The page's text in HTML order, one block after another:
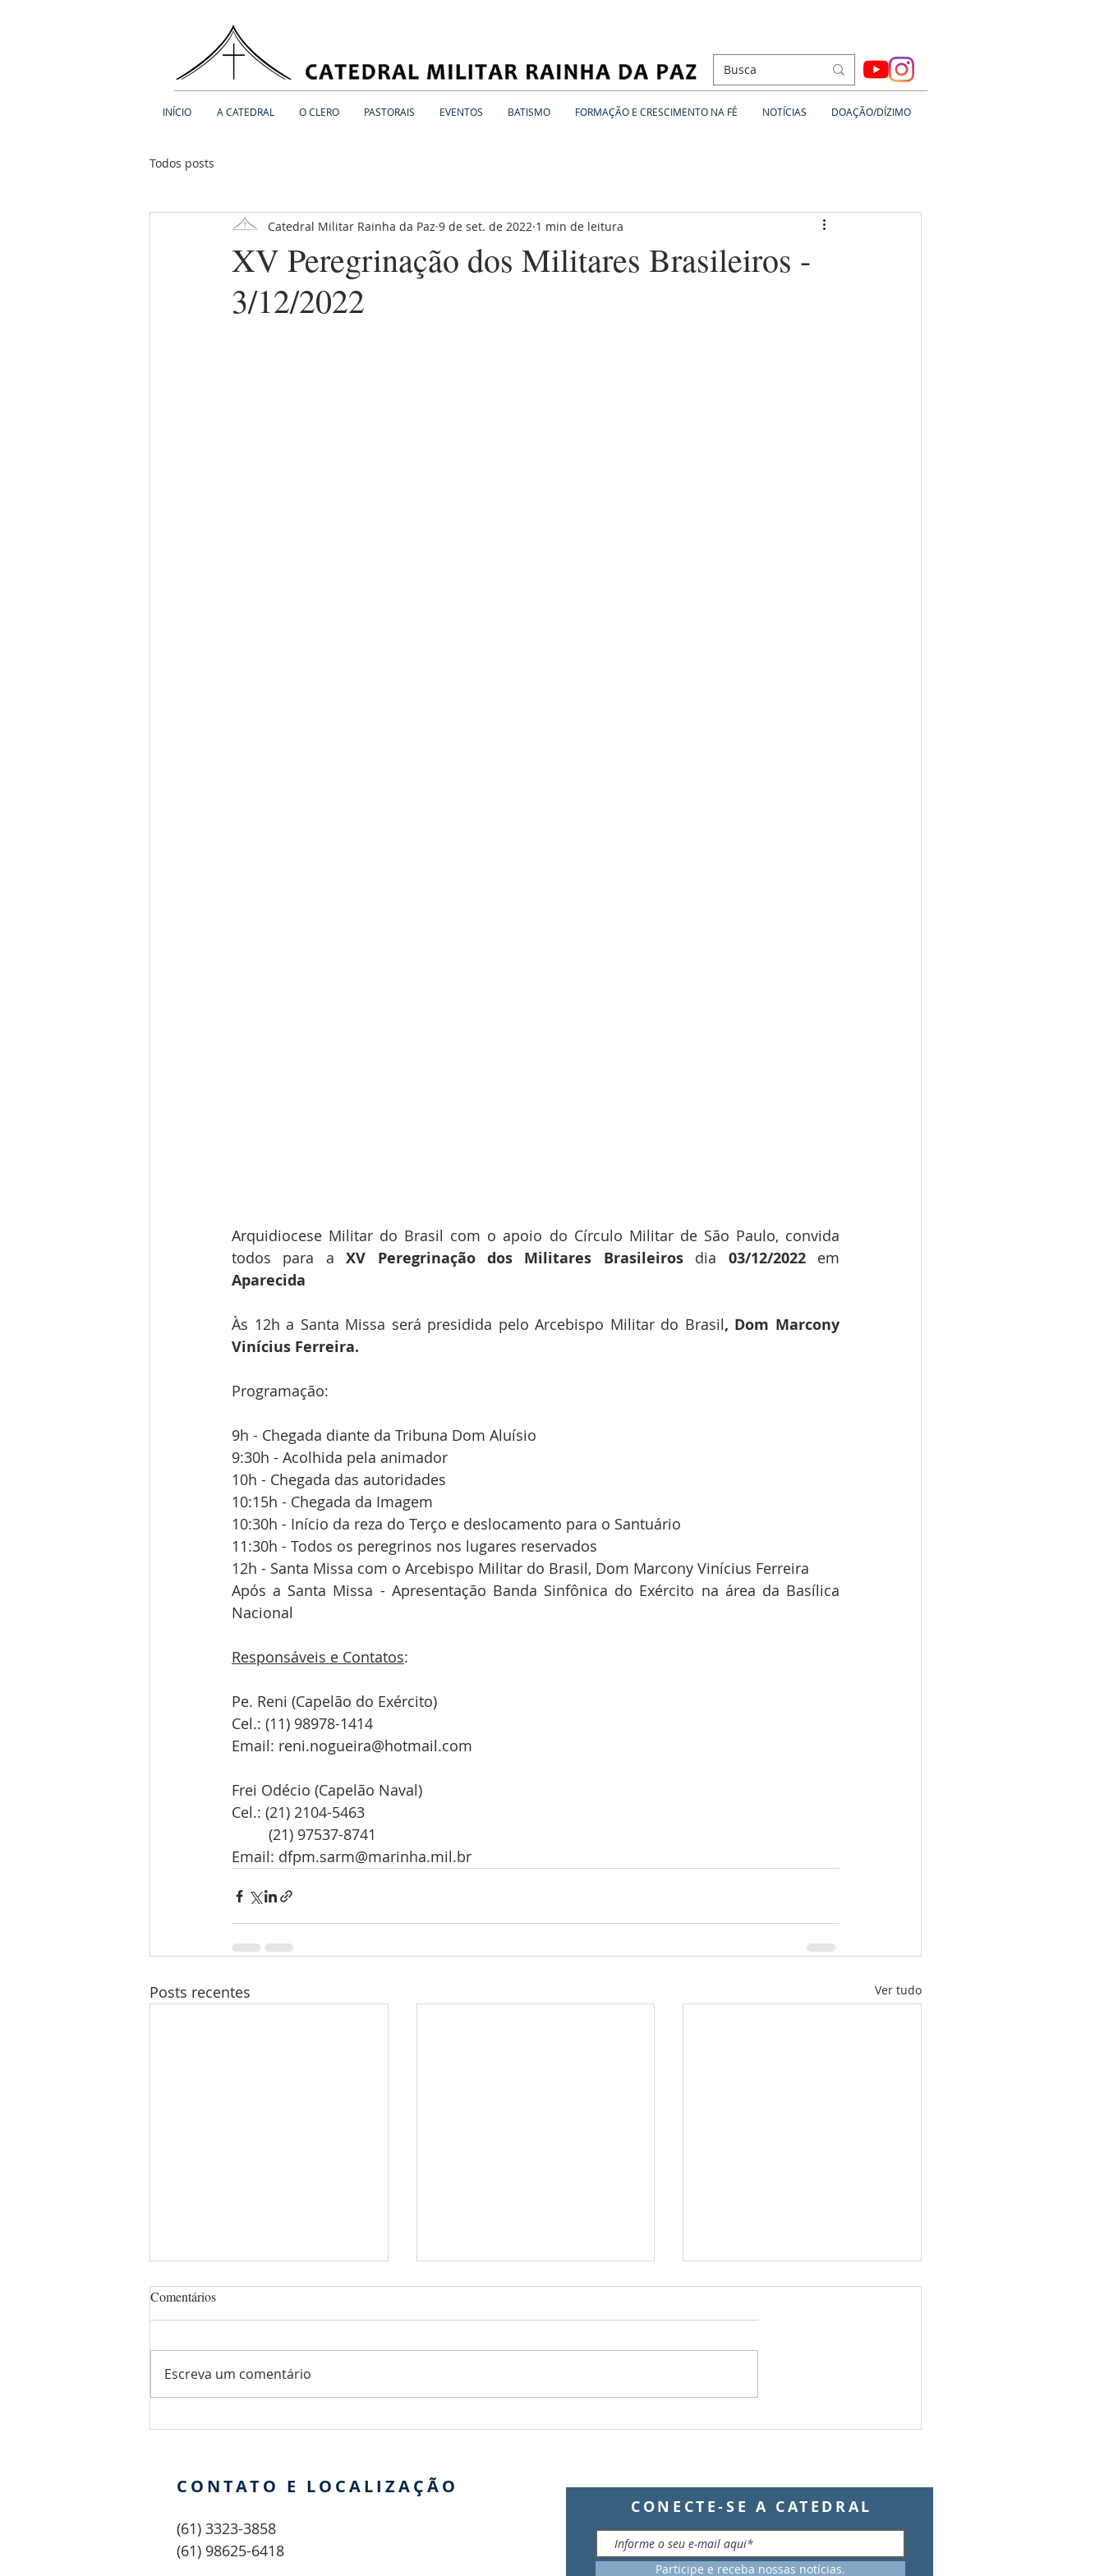
INÍCIO A CATEDRAL O CLERO PASTORAIS EVENTOS BATISMO FORMAÇÃO E CRESCIMENTO NA FÉ NOTÍCIAS DOAÇÃO/DÍZIMO
Todos posts
XV Peregrinação dos Militares Brasileiros -
3/12/2022
Catedral Militar Rainha da Paz 9 de set. de 2022 1 min de leitura
Arquidiocese Militar do Brasil com o apoio do Círculo Militar de São Paulo, convida
todos para a XV Peregrinação dos Militares Brasileiros dia 03/12/2022 em
Aparecida
Às 12h a Santa Missa será presidida pelo Arcebispo Militar do Brasil, Dom Marcony
Vinícius Ferreira.
Programação:
9h - Chegada diante da Tribuna Dom Aluísio
9:30h - Acolhida pela animador
10h - Chegada das autoridades
10:15h - Chegada da Imagem
10:30h - Início da reza do Terço e deslocamento para o Santuário
11:30h - Todos os peregrinos nos lugares reservados
12h - Santa Missa com o Arcebispo Militar do Brasil, Dom Marcony Vinícius Ferreira
Após a Santa Missa - Apresentação Banda Sinfônica do Exército na área da Basílica
Nacional
Responsáveis e Contatos:
Pe. Reni (Capelão do Exército)
Cel.: (11) 98978-1414
Email: reni.nogueira@hotmail.com
Frei Odécio (Capelão Naval)
Cel.: (21) 2104-5463
         (21) 97537-8741
Posts recentes Ver tudo
com grande sucesso
Comentários
Escreva um comentário
CONTATO E LOCALIZAÇÃO
(61) 3323-3858
(61) 98625-6418
CONECTE-SE A CATEDRAL
Participe e receba nossas notícias.